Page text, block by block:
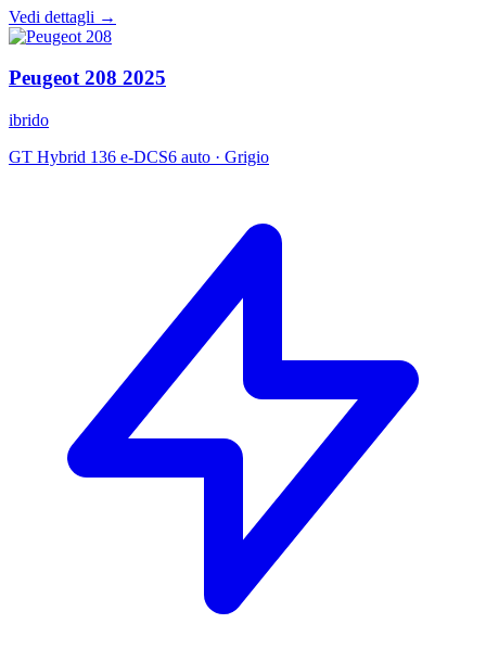
Vedi dettagli →
Peugeot208 2025
ibrido
GT Hybrid 136 e-DCS6 auto · Grigio